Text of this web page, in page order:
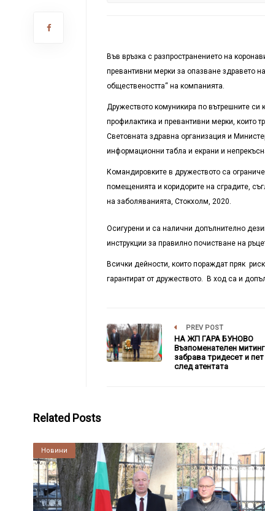
Във връзка с разпространението на
превантивни мерки за опазване здравето
обществеността“ на компанията.
Дружеството комуникира по вътрешните
профилактика и превантивни мерки, които
Световната здравна организация и
информационни табла и екрани и
Командировките в дружеството са
помещенията и коридорите на сградите,
на заболяванията, Стокхолм, 2020.
Осигурени и са налични допълнително
инструкции за правилно почистване на
Всички дейности, които пораждат пряк
гарантират от дружеството. В ход са и
PREV POST
НА ЖП ГАРА БУНОВО
Възпоменателен
забрава тридесет и пет
след атентата
Related Posts
Култура
Новини